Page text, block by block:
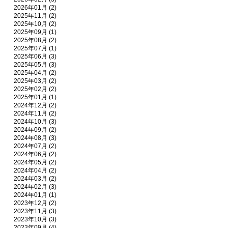
2026年01月 (2)
2025年11月 (2)
2025年10月 (2)
2025年09月 (1)
2025年08月 (2)
2025年07月 (1)
2025年06月 (3)
2025年05月 (3)
2025年04月 (2)
2025年03月 (2)
2025年02月 (2)
2025年01月 (1)
2024年12月 (2)
2024年11月 (2)
2024年10月 (3)
2024年09月 (2)
2024年08月 (3)
2024年07月 (2)
2024年06月 (2)
2024年05月 (2)
2024年04月 (2)
2024年03月 (2)
2024年02月 (3)
2024年01月 (1)
2023年12月 (2)
2023年11月 (3)
2023年10月 (3)